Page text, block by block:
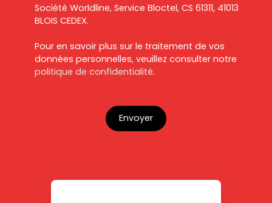
Société Worldline, Service Bloctel, CS 61311, 41013
BLOIS CEDEX.
Pour en savoir plus sur le traitement de vos
données personnelles, veuillez consulter notre
politique de confidentialité.
Envoyer